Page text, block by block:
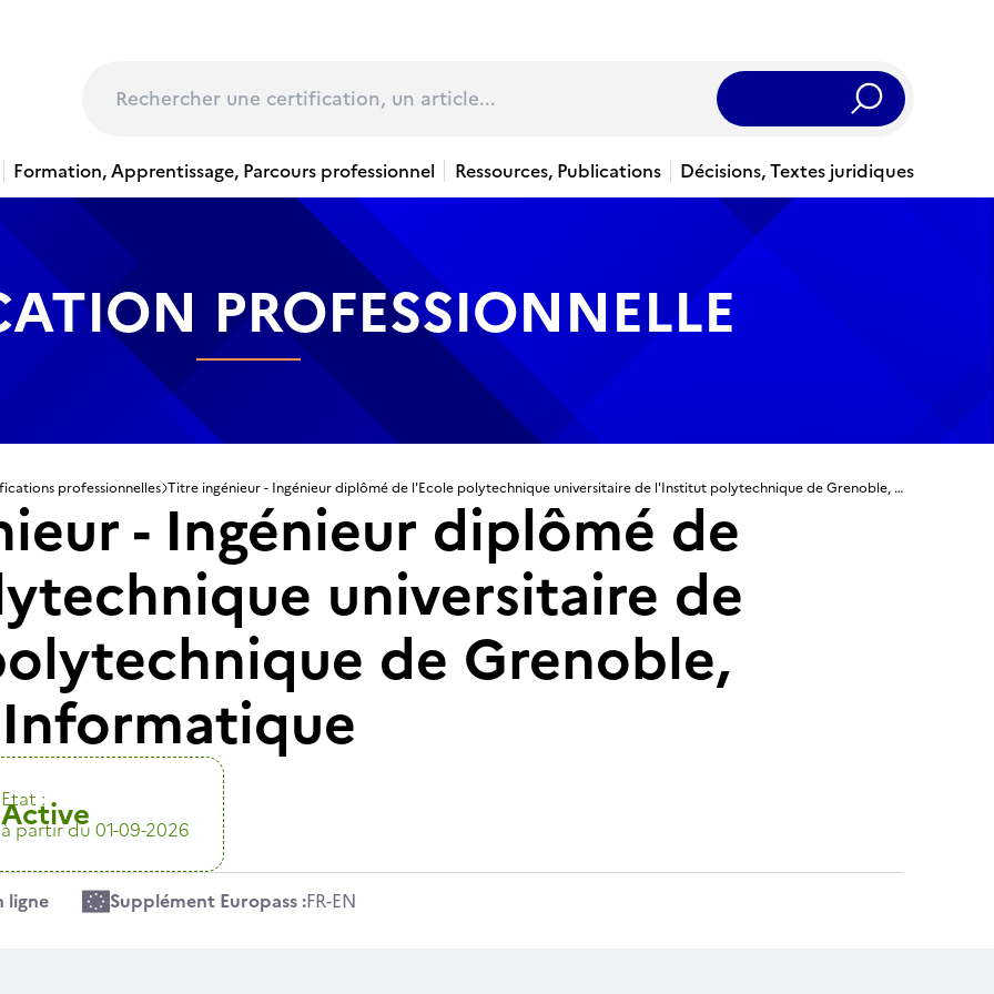
Rechercher
Formation, Apprentissage, Parcours professionnel Ressources, Publications Décisions, Textes juridiques
PROFESSIONNELLE
professionnelles Titre ingénieur - Ingénieur diplômé de l'Ecole polytechnique universitaire de l'Institut polytechnique de Grenoble, spécialité Informatique
- Ingénieur diplômé de
universitaire de
de Grenoble,
Etat :
Active
à partir du 01-09-2026
ligne Supplément Europass :FR-EN